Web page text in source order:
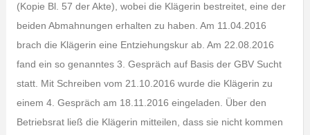
(Kopie Bl. 57 der Akte), wobei die Klägerin bestreitet, eine der
beiden Abmahnungen erhalten zu haben. Am 11.04.2016
brach die Klägerin eine Entziehungskur ab. Am 22.08.2016
fand ein so genanntes 3. Gespräch auf Basis der GBV Sucht
statt. Mit Schreiben vom 21.10.2016 wurde die Klägerin zu
einem 4. Gespräch am 18.11.2016 eingeladen. Über den
Betriebsrat ließ die Klägerin mitteilen, dass sie nicht kommen